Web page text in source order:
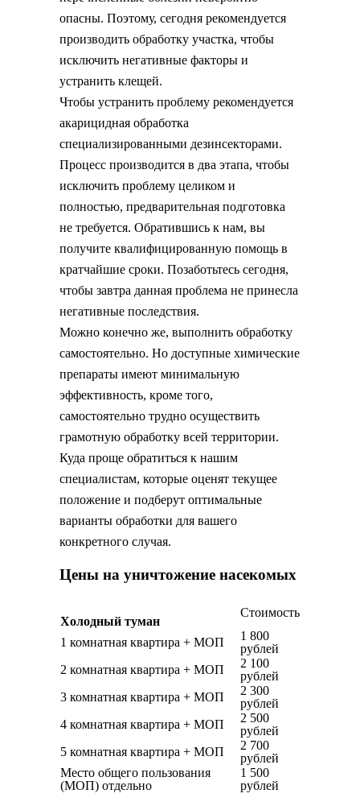
опасны. Поэтому, сегодня рекомендуется
производить обработку участка, чтобы
исключить негативные факторы и
устранить клещей.
Чтобы устранить проблему рекомендуется
акарицидная обработка
специализированными дезинсекторами.
Процесс производится в два этапа, чтобы
исключить проблему целиком и
полностью, предварительная подготовка
не требуется. Обратившись к нам, вы
получите квалифицированную помощь в
кратчайшие сроки. Позаботьтесь сегодня,
чтобы завтра данная проблема не принесла
негативные последствия.
Можно конечно же, выполнить обработку
самостоятельно. Но доступные химические
препараты имеют минимальную
эффективность, кроме того,
самостоятельно трудно осуществить
грамотную обработку всей территории.
Куда проще обратиться к нашим
специалистам, которые оценят текущее
положение и подберут оптимальные
варианты обработки для вашего
конкретного случая.
Цены на уничтожение насекомых
Холодный туман
Стоимость
1 комнатная квартира + МОП
1 800
рублей
2 комнатная квартира + МОП
2 100
рублей
3 комнатная квартира + МОП
2 300
рублей
4 комнатная квартира + МОП
2 500
рублей
5 комнатная квартира + МОП
2 700
рублей
Место общего пользования
(МОП) отдельно
1 500
рублей